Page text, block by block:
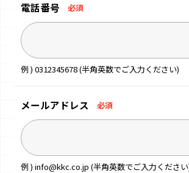
電話番号 必須
例 ) 0312345678 (半角英数でご入力ください)
メールアドレス 必須
例 ) info@kkc.co.jp (半角英数でご入力くださ